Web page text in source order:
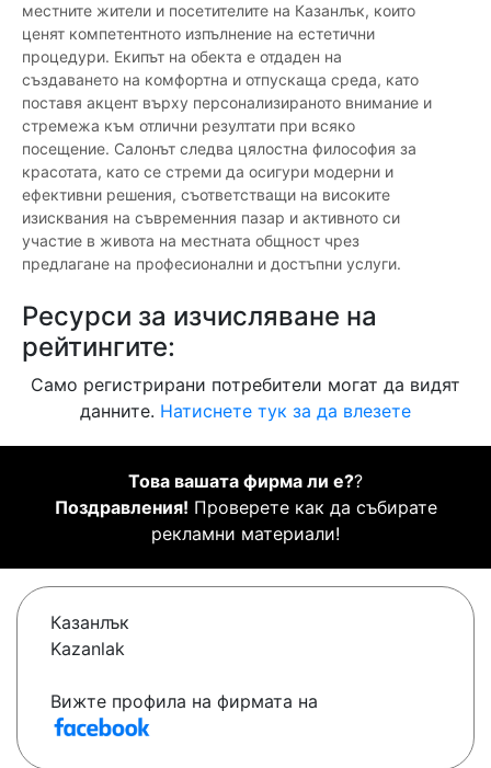
местните жители и посетителите на Казанлък, които
ценят компетентното изпълнение на естетични
процедури. Екипът на обекта е отдаден на
създаването на комфортна и отпускаща среда, като
поставя акцент върху персонализираното внимание и
стремежа към отлични резултати при всяко
посещение. Салонът следва цялостна философия за
красотата, като се стреми да осигури модерни и
ефективни решения, съответстващи на високите
изисквания на съвременния пазар и активното си
участие в живота на местната общност чрез
предлагане на професионални и достъпни услуги.
Ресурси за изчисляване на
рейтингите:
Само регистрирани потребители могат да видят
данните. Натиснете тук за да влезете
Това вашата фирма ли е??
Поздравления! Проверете как да събирате
рекламни материали!
Казанлък
Kazanlak
Вижте профила на фирмата на